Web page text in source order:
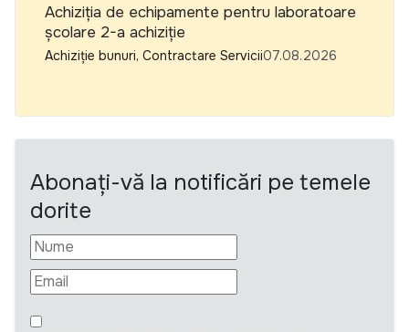
Achiziția de echipamente pentru laboratoare
școlare 2-a achiziție
Achiziție bunuri, Contractare Servicii07.08.2026
Abonați-vă la notificări pe temele
dorite